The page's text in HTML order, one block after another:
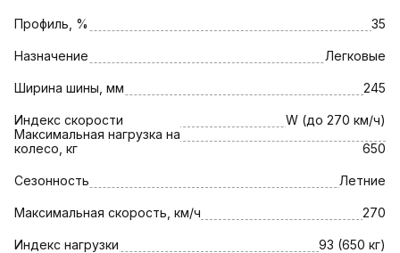
Профиль, % 35
Назначение Легковые
Ширина шины, мм 245
Индекс скорости
W (до 270 км/ч)
Максимальная нагрузка на
колесо, кг
650
Сезонность Летние
Максимальная скорость, км/ч 270
Индекс нагрузки 93 (650 кг)